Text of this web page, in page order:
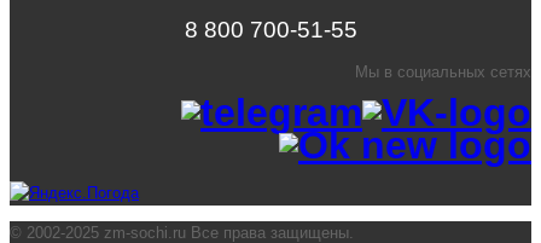
8 800 700-51-55
Мы в социальных сетях
© 2002-2025 zm-sochi.ru Все права защищены.